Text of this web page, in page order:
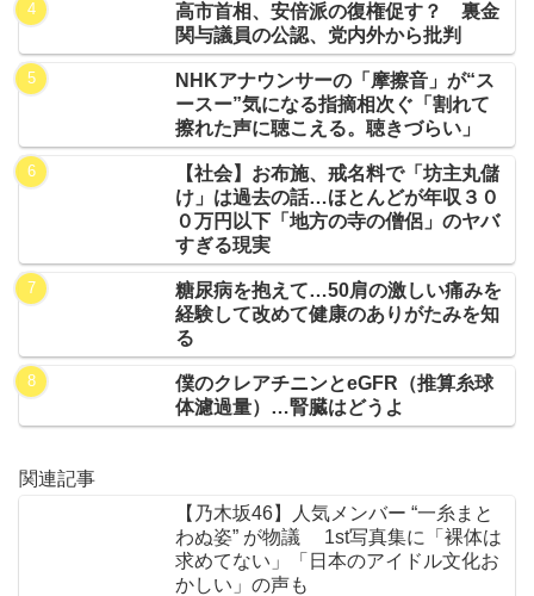
高市首相、安倍派の復権促す？ 裏金
関与議員の公認、党内外から批判
NHKアナウンサーの「摩擦音」が“ス
ースー”気になる指摘相次ぐ「割れて
擦れた声に聴こえる。聴きづらい」
【社会】お布施、戒名料で「坊主丸儲
け」は過去の話…ほとんどが年収３０
０万円以下「地方の寺の僧侶」のヤバ
すぎる現実
糖尿病を抱えて…50肩の激しい痛みを
経験して改めて健康のありがたみを知
る
僕のクレアチニンとeGFR（推算糸球
体濾過量）…腎臓はどうよ
関連記事
【乃木坂46】人気メンバー “一糸まと
わぬ姿” が物議 1st写真集に「裸体は
求めてない」「日本のアイドル文化お
かしい」の声も